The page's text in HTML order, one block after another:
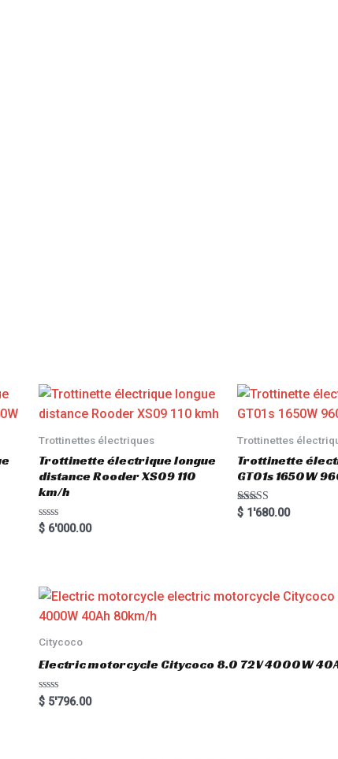
Trottinettes électriques
Trottinette électrique longue
distance Rooder XS09 110
km/h
R
a
o
u
o
5
$ 6'000.00
Trottinettes
Trottinette
GT01s 1650W
Rated
5.00
$1'680.00
Citycoco
Electric motorcycle Citycoco 8.0 72V 4000W
R
a
$ 5'796.00